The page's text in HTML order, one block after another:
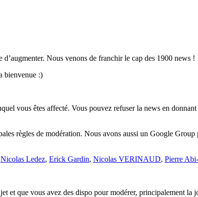
Nous venons de franchir le cap des 1900 news !
bienvenue :)
vous êtes affecté. Vous pouvez refuser la news en
règles de modération. Nous avons aussi un Google
Nicolas Ledez, Erick Gardin, Nicolas VERINAUD, Pierre
et que vous avez des dispo pour modérer, principalement la